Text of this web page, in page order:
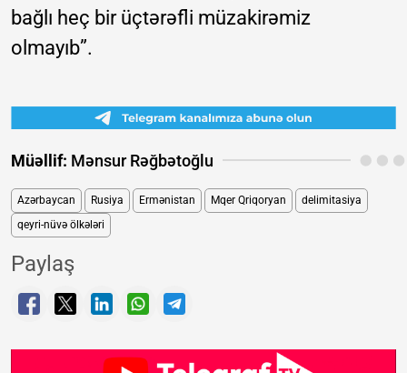
bağlı heç bir üçtərəfli müzakirəmiz
olmayıb”.
Müəllif: Mənsur Rəğbətoğlu
Azərbaycan Rusiya Ermənistan Mqer Qriqoryan
delimitasiya
qeyri-nüvə ölkələri
Paylaş